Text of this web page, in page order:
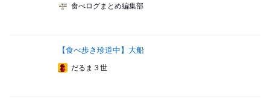
食べログまとめ編集部
【食べ歩き珍道中】大船
だるま３世